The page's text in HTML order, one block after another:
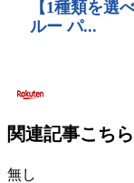
関連記事こち
無し